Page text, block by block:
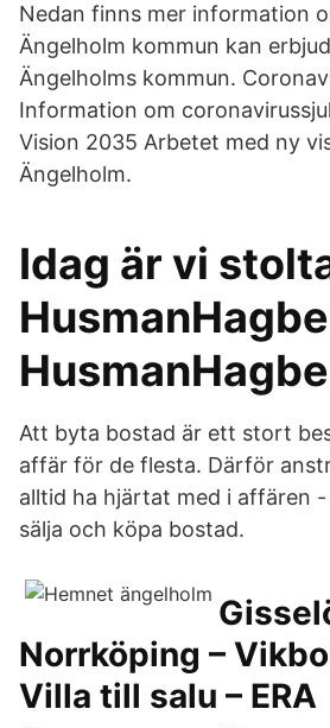
Nedan finns mer information
Ängelholm kommun kan
Ängelholms kommun.
Information om
Vision 2035 Arbetet med ny
Ängelholm.
Idag är vi
Att byta bostad är ett stort
affär för de flesta. Därför
alltid ha hjärtat med i affären -
sälja och köpa bostad.
Norrköping –
Villa till salu – ERA